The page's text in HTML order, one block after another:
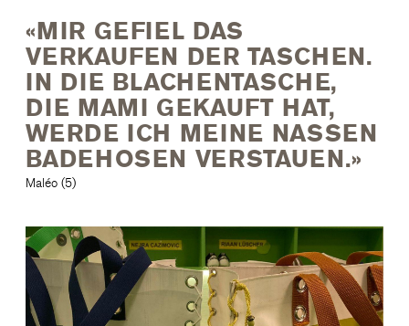
«MIR GEFIEL DAS
VERKAUFEN DER TASCHEN.
IN DIE BLACHENTASCHE,
DIE MAMI GEKAUFT HAT,
WERDE ICH MEINE NASSEN
BADEHOSEN VERSTAUEN.»
Maléo (5)